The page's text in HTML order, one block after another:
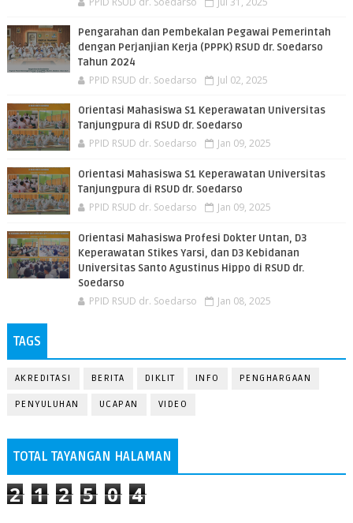
Pengarahan dan Pembekalan Pegawai Pemerintah
dengan Perjanjian Kerja (PPPK) RSUD dr. Soedarso
Tahun 2024
PPID RSUD dr. Soedarso Jul 02, 2025
Orientasi Mahasiswa S1 Keperawatan Universitas
Tanjungpura di RSUD dr. Soedarso
PPID RSUD dr. Soedarso Jan 09, 2025
Orientasi Mahasiswa S1 Keperawatan Universitas
Tanjungpura di RSUD dr. Soedarso
PPID RSUD dr. Soedarso Jan 09, 2025
Orientasi Mahasiswa Profesi Dokter Untan, D3
Keperawatan Stikes Yarsi, dan D3 Kebidanan
Universitas Santo Agustinus Hippo di RSUD dr.
Soedarso
PPID RSUD dr. Soedarso Jan 08, 2025
TAGS
AKREDITASI BERITA DIKLIT INFO PENGHARGAAN
PENYULUHAN UCAPAN VIDEO
TOTAL TAYANGAN HALAMAN
2 1 2 5 0 4